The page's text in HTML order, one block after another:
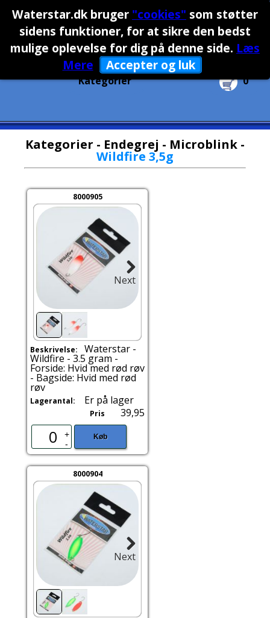
Waterstar.dk bruger "cookies" som støtter
sidens funktioner, for at sikre den bedst
mulige oplevelse for dig på denne side. Læs
Mere
Accepter og luk
Firma Privat
0
Kategorier
Kategorier - Endegrej - Microblink -
Wildfire 3,5g
8000905
Next
Beskrivelse: Waterstar -
Wildfire - 3.5 gram -
Forside: Hvid med rød røv
- Bagside: Hvid med rød
røv
Lagerantal: Er på lager
Pris 39,95
+
-
Køb
8000904
Next